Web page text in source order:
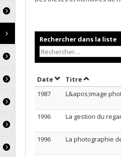
Rechercher dans la liste
DateTrier par date en
TitreTrier par
1987
L&apos;image
1996
La gestion du
1996
La photographie